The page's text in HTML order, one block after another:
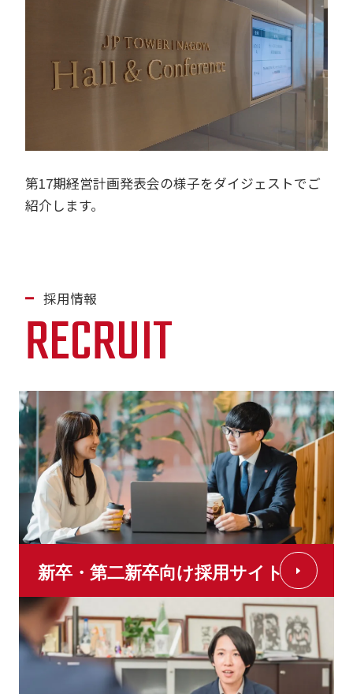
第17期経営計画発表会の様子をダイジェストでご
紹介します。
採用情報
RECRUIT
新卒・第二新卒向け採用サイト